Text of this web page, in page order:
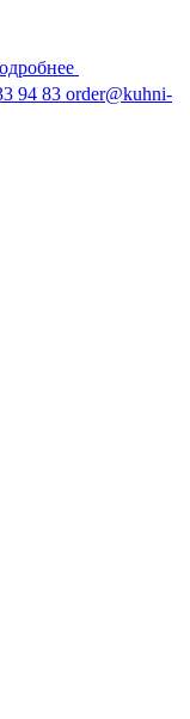
94 83 order@kuhni-